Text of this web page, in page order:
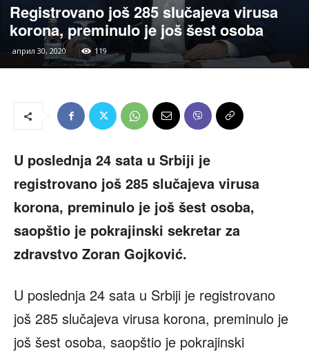
Registrovano još 285 slučajeva virusa
korona, preminulo je još šest osoba
април 30, 2020 119
U poslednja 24 sata u Srbiji je
registrovano još 285 slučajeva virusa
korona, preminulo je još šest osoba,
saopštio je pokrajinski sekretar za
zdravstvo Zoran Gojković.
U poslednja 24 sata u Srbiji je registrovano
još 285 slučajeva virusa korona, preminulo je
još šest osoba, saopštio je pokrajinski